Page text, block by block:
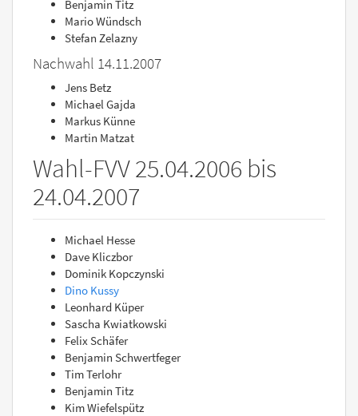
Benjamin Titz
Mario Wündsch
Stefan Zelazny
Nachwahl 14.11.2007
Jens Betz
Michael Gajda
Markus Künne
Martin Matzat
Wahl-FVV 25.04.2006 bis
24.04.2007
Michael Hesse
Dave Kliczbor
Dominik Kopczynski
Dino Kussy
Leonhard Küper
Sascha Kwiatkowski
Felix Schäfer
Benjamin Schwertfeger
Tim Terlohr
Benjamin Titz
Kim Wiefelspütz